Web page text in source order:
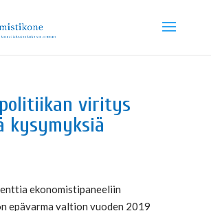
viritys
kysymyksiä
ekonomistipaneeliin
epävarma valtion vuoden 2019